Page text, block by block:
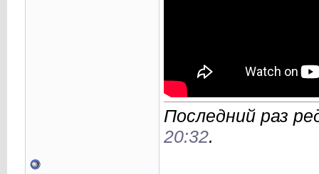
Последний раз
20:32.